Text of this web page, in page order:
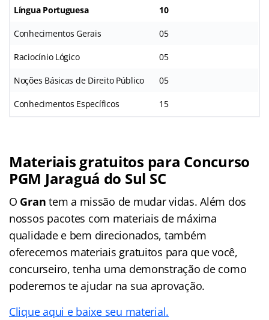
Língua Portuguesa 10
Conhecimentos Gerais 05
Raciocínio Lógico 05
Noções Básicas de Direito Público 05
Conhecimentos Específicos 15
Materiais gratuitos para Concurso
PGM Jaraguá do Sul SC
O Grantem a missão de mudar vidas. Além dos
nossos pacotes com materiais de máxima
qualidade e bem direcionados, também
oferecemos materiais gratuitos para que você,
concurseiro, tenha uma demonstração de como
poderemos te ajudar na sua aprovação.
Clique aqui e baixe seu material.